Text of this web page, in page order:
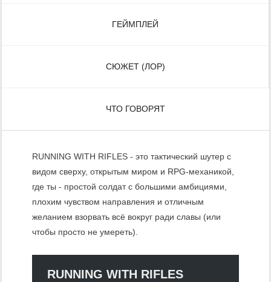
ГЕЙМПЛЕЙ
СЮЖЕТ (ЛОР)
ЧТО ГОВОРЯТ
RUNNING WITH RIFLES - это тактический шутер с
видом сверху, открытым миром и RPG-механикой,
где ты - простой солдат с большими амбициями,
плохим чувством направления и отличным
желанием взорвать всё вокруг ради славы (или
чтобы просто не умереть).
RUNNING WITH RIFLES